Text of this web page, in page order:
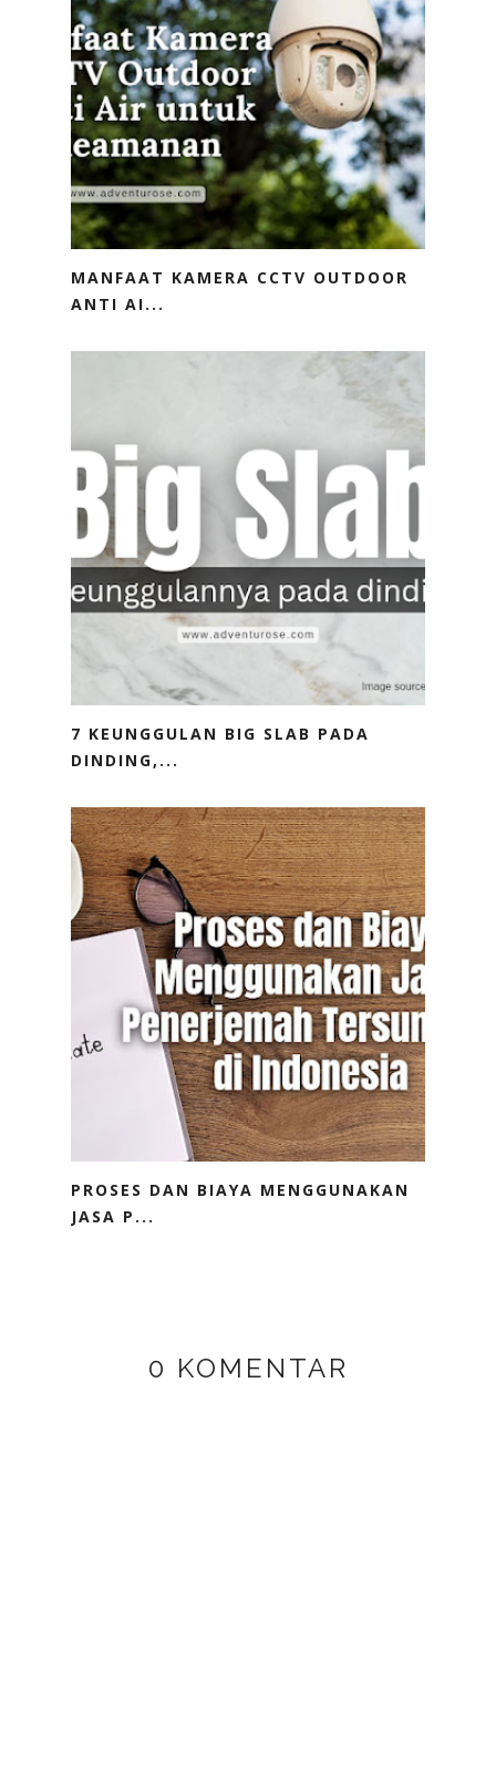
MANFAAT KAMERA CCTV OUTDOOR
ANTI AI...
7 KEUNGGULAN BIG SLAB PADA
DINDING,...
PROSES DAN BIAYA MENGGUNAKAN
JASA P...
0 KOMENTAR